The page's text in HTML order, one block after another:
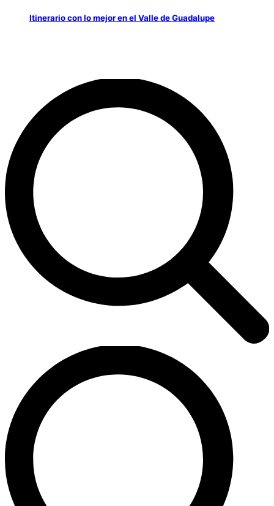
Itinerario con lo mejor en el Valle de Guadalupe